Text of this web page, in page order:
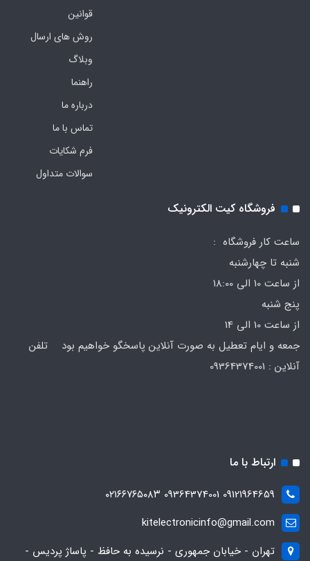
قوانین
روش های ارسال
وبلاگ
راهنما
درباره ما
تماس با ما
فرم‌ شکایات
سوالات متداول
فروشگاه کیت الکترونیک
ساعت کار فروشگاه :
شنبه تا چهارشنبه
از ساعت 10 الی 18:00
پنج شنبه
از ساعت 10 الی 14
جمعه و ایام تعطیل به صورت آنلاین پاسخگو خواهیم بود تلفن
ارتباط با ما
09121964659 09364374001 ۰۲۱۶۶۷۶۵۰۸۳
kitelectronicinfo@gmail.com
تهران - خیابان جمهوری - نرسیده به حافظ - پاساژ پردیس -